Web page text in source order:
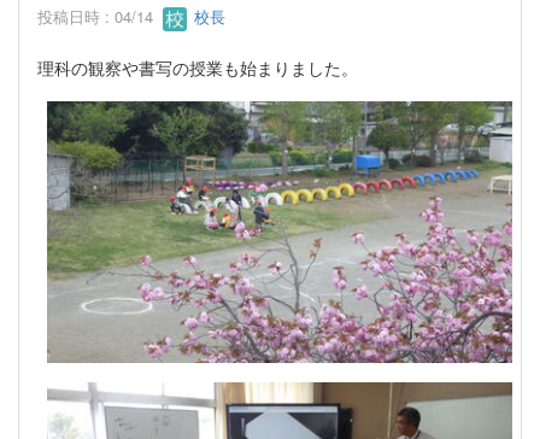
投稿日時 : 04/14 校長
理科の観察や書写の授業も始まりました。